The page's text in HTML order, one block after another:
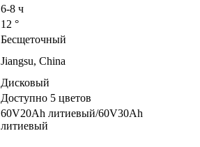
6-8 ч
12 °
Бесщеточный
Jiangsu, China
Дисковый
Доступно 5 цветов
60V20Ah литиевый/60V30Ah
литиевый